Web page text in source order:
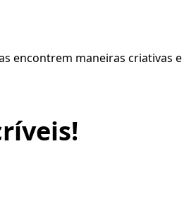
encontrem maneiras criativas e